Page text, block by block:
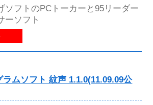
ソフトのPCトーカーと95リーダー
ーソフト
ラムソフト 紋声 1.1.0(11.09.09公